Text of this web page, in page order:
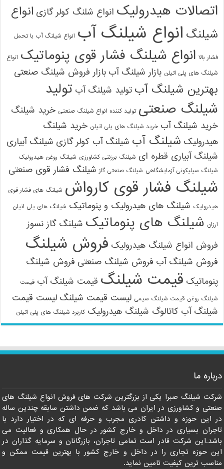
اتصالات هیدرولیک انواع شلنگ کولر گازی انواع
شیلنگ انواع شیلنگ آب انواع شیلنگ آب با تحمل
فشار بالا انواع شیلنگ فشار قوی پنوماتیک انواع
شیلنگ های پلی اتیلن بازار شیلنگ آب بازار فروش شیلنگ صنعتی
بهترین شیلنگ آب تولید شیلنگ آب تولید
شیلنگ صنعتی تولید کننده انواع شیلنگ صنعتی خرید شیلنگ
خرید شیلنگ آب خرید شیلنگ های پلی اتیلن خرید شیلنگ
هیدرولیک شیلنگ آب شیلنگ آب کولر گازی شیلنگ آبیاری
شیلنگ آبیاری قطره ای شیلنگ برزنتی کشاورزی شیلنگ روغن هیدرولیک
شیلنگ سیلیکونی آزمایشگاهی شیلنگ صنعتی گاز شیلنگ فشار قوی صنعتی
شیلنگ فشار قوی کارواش شیلنگ های فشار قوی
هیدرولیک شیلنگ های هیدرولیک و پنوماتیک شیلنگ های پلی اتیلن
ارزان شیلنگ های پنوماتیک شیلنگ گاز نسوز
فروش انواع شیلنگ هیدرولیک فروش شیلنگ
فروش شیلنگ آب فروش شیلنگ صنعتی فروش شیلنگ
پنوماتیک قیمت شیلنگ قیمت شیلنگ آب قیمت
شیلنگ روغن قیمت شیلنگ سیمی لیست قیمت شیلنگ لیست قیمت
شیلنگ آب کاتالوگ شیلنگ هیدرولیک کاربرد شیلنگ های پلی اتیلن
درباره ما
شرکت شیلنگ صبرا یکی از بزرگترین شرکت های فروش انواع شیلنگ های
صنعتی و کشاورزی در ایران می باشد که ضمن داشتن سابقه چندین ساله
در این حوزه و داشتن کادری مجرب و حرفه ای که در اختیار دارد با
تاجران بسیاری در داخل و خارج کشور در حال همکاری و فعالیت می
باشد.این شرکت قادر است تمامی تاجران، بازرگانان و سرمایه گذاران در
این حوزه تجاری را در داخل و خارج کشور با بهترین قیمت ممکن و
مناسب ترین کیفیت تامین نماید.
09121161360